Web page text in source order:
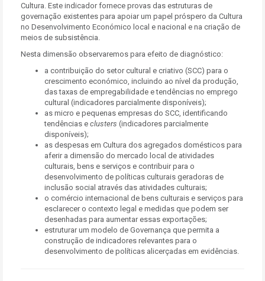
Cultura. Este indicador fornece provas das estruturas de
governação existentes para apoiar um papel próspero da Cultura
no Desenvolvimento Económico local e nacional e na criação de
meios de subsistência.
Nesta dimensão observaremos para efeito de diagnóstico:
a contribuição do setor cultural e criativo (SCC) para o
crescimento económico, incluindo ao nível da produção,
das taxas de empregabilidade e tendências no emprego
cultural (indicadores parcialmente disponíveis);
as micro e pequenas empresas do SCC, identificando
tendências e clusters (indicadores parcialmente
disponíveis);
as despesas em Cultura dos agregados domésticos para
aferir a dimensão do mercado local de atividades
culturais, bens e serviços e contribuir para o
desenvolvimento de políticas culturais geradoras de
inclusão social através das atividades culturais;
o comércio internacional de bens culturais e serviços para
esclarecer o contexto legal e medidas que podem ser
desenhadas para aumentar essas exportações;
estruturar um modelo de Governança que permita a
construção de indicadores relevantes para o
desenvolvimento de políticas alicerçadas em evidências.